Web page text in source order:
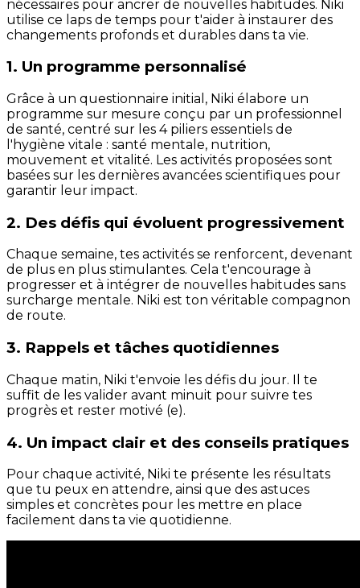
nécessaires pour ancrer de nouvelles habitudes. Niki
utilise ce laps de temps pour t'aider à instaurer des
changements profonds et durables dans ta vie.
1. Un programme personnalisé
Grâce à un questionnaire initial, Niki élabore un
programme sur mesure conçu par un professionnel
de santé, centré sur les 4 piliers essentiels de
l'hygiène vitale : santé mentale, nutrition,
mouvement et vitalité. Les activités proposées sont
basées sur les dernières avancées scientifiques pour
garantir leur impact.
2. Des défis qui évoluent progressivement
Chaque semaine, tes activités se renforcent, devenant
de plus en plus stimulantes. Cela t'encourage à
progresser et à intégrer de nouvelles habitudes sans
surcharge mentale. Niki est ton véritable compagnon
de route.
3. Rappels et tâches quotidiennes
Chaque matin, Niki t'envoie les défis du jour. Il te
suffit de les valider avant minuit pour suivre tes
progrès et rester motivé (e).
4. Un impact clair et des conseils pratiques
Pour chaque activité, Niki te présente les résultats
que tu peux en attendre, ainsi que des astuces
simples et concrètes pour les mettre en place
facilement dans ta vie quotidienne.